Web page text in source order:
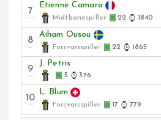
7
Etienne Camara
Midtbanespiller 22 1840
8
Aiham Ousou
Forsvarsspiller 22 1865
9
J. Petris
5 376
10
L. Blum
Forsvarsspiller 17 779